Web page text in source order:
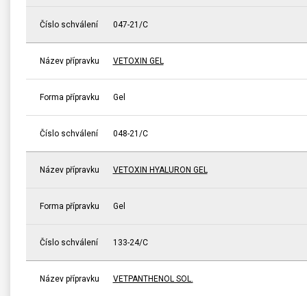
Číslo schválení 047-21/C
Název přípravku VETOXIN GEL
Forma přípravku Gel
Číslo schválení 048-21/C
Název přípravku VETOXIN HYALURON GEL
Forma přípravku Gel
Číslo schválení 133-24/C
Název přípravku VETPANTHENOL SOL.